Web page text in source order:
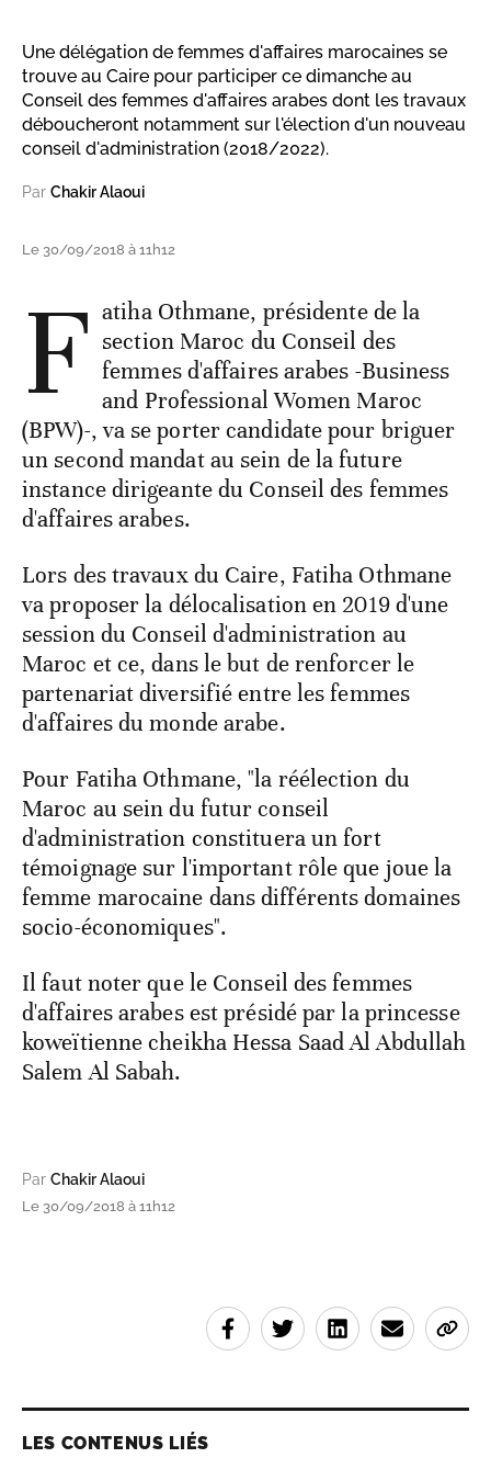
Une délégation de femmes d'affaires marocaines se
trouve au Caire pour participer ce dimanche au
Conseil des femmes d'affaires arabes dont les travaux
déboucheront notamment sur l'élection d'un nouveau
conseil d'administration (2018/2022).
Par Chakir Alaoui
Le 30/09/2018 à 11h12
F atiha Othmane, présidente de la
section Maroc du Conseil des
femmes d'affaires arabes -Business
and Professional Women Maroc
(BPW)-, va se porter candidate pour briguer
un second mandat au sein de la future
instance dirigeante du Conseil des femmes
d'affaires arabes.
Lors des travaux du Caire, Fatiha Othmane
va proposer la délocalisation en 2019 d'une
session du Conseil d'administration au
Maroc et ce, dans le but de renforcer le
partenariat diversifié entre les femmes
d'affaires du monde arabe.
Pour Fatiha Othmane, "la réélection du
Maroc au sein du futur conseil
d'administration constituera un fort
témoignage sur l'important rôle que joue la
femme marocaine dans différents domaines
socio-économiques".
Il faut noter que le Conseil des femmes
d'affaires arabes est présidé par la princesse
koweïtienne cheikha Hessa Saad Al Abdullah
Salem Al Sabah.
Par Chakir Alaoui
Le 30/09/2018 à 11h12
LES CONTENUS LIÉS